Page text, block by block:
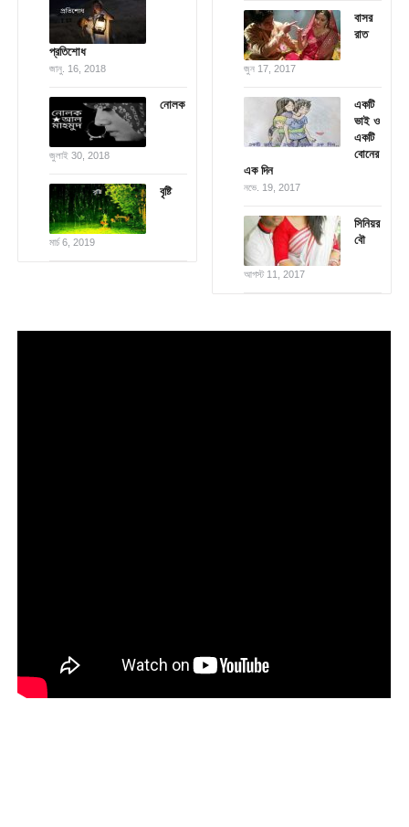
প্রতিশোধ
জানু. 16, 2018
নোলক
জুলাই 30, 2018
বৃষ্টি
মার্চ 6, 2019
বাসর
রাত
জুন 17, 2017
একটি
ভাই ও
একটি
বোনের
এক দিন
নভে. 19, 2017
সিনিয়র
বৌ
আগস্ট 11, 2017